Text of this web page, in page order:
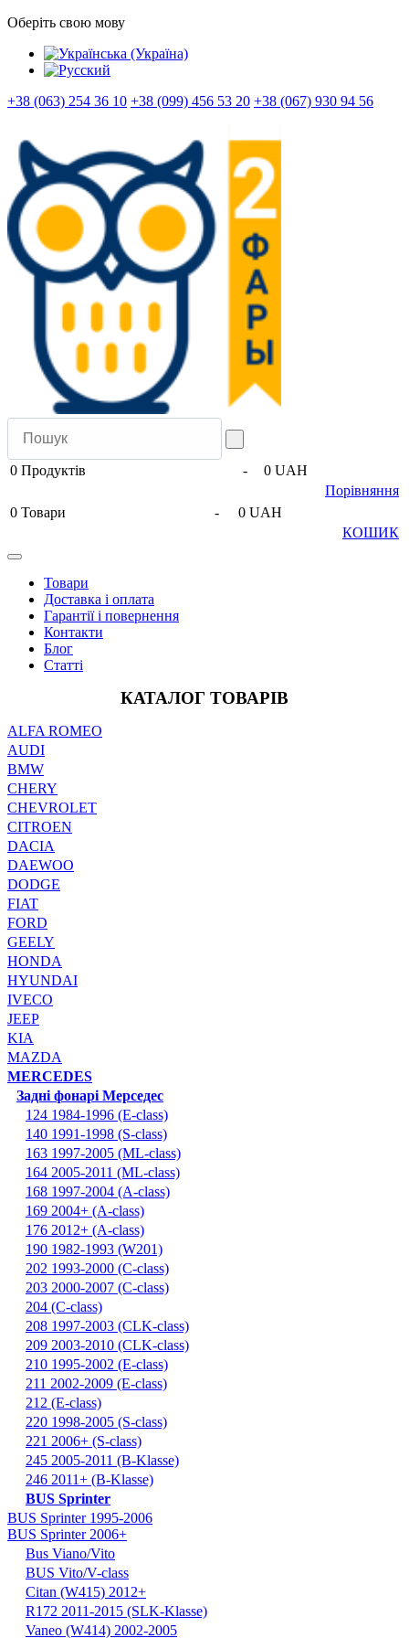
Оберіть свою мову
+38 (063) 254 36 10 +38 (099) 456 53 20 +38 (067) 930 94 56
0 Продуктів -
0 UAH
Порівняння
0 Товари -
0 UAH
КОШИК
Товари
Доставка і оплата
Гарантії і повернення
Контакти
Блог
Статті
КАТАЛОГ ТОВАРІВ
ALFA ROMEO
AUDI
BMW
CHERY
CHEVROLET
CITROEN
DACIA
DAEWOO
DODGE
FIAT
FORD
GEELY
HONDA
HYUNDAI
IVECO
JEEP
KIA
MAZDA
MERCEDES
Задні фонарі Мерседес
124 1984-1996 (E-class)
140 1991-1998 (S-class)
163 1997-2005 (ML-class)
164 2005-2011 (ML-class)
168 1997-2004 (A-class)
169 2004+ (A-class)
176 2012+ (A-class)
190 1982-1993 (W201)
202 1993-2000 (C-class)
203 2000-2007 (C-class)
204 (C-class)
208 1997-2003 (CLK-class)
209 2003-2010 (CLK-class)
210 1995-2002 (E-class)
211 2002-2009 (E-class)
212 (E-class)
220 1998-2005 (S-class)
221 2006+ (S-class)
245 2005-2011 (B-Klasse)
246 2011+ (B-Klasse)
BUS Sprinter
BUS Sprinter 1995-2006
BUS Sprinter 2006+
Bus Viano/Vito
BUS Vito/V-class
Citan (W415) 2012+
R172 2011-2015 (SLK-Klasse)
Vaneo (W414) 2002-2005